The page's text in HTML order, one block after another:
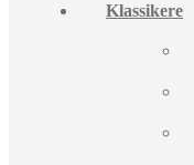
Klassikere